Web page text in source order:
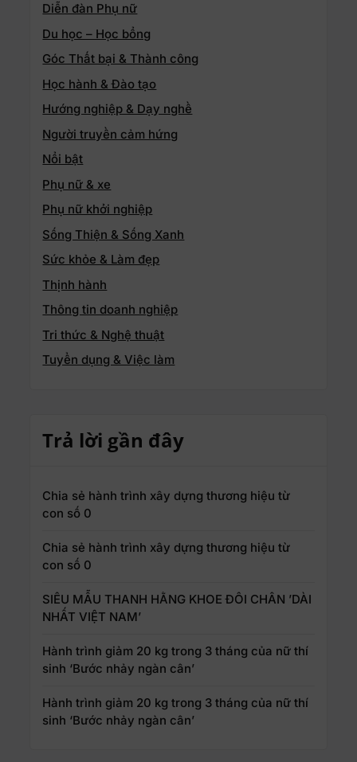
Diễn đàn Phụ nữ
Du học – Học bổng
Góc Thất bại & Thành công
Học hành & Đào tạo
Hướng nghiệp & Dạy nghề
Người truyền cảm hứng
Nổi bật
Phụ nữ & xe
Phụ nữ khởi nghiệp
Sống Thiện & Sống Xanh
Sức khỏe & Làm đẹp
Thịnh hành
Thông tin doanh nghiệp
Tri thức & Nghệ thuật
Tuyển dụng & Việc làm
Trả lời gần đây
Chia sẻ hành trình xây dựng thương hiệu từ
con số 0
Chia sẻ hành trình xây dựng thương hiệu từ
con số 0
SIÊU MẪU THANH HẰNG KHOE ĐÔI CHÂN ’DÀI
NHẤT VIỆT NAM’
Hành trình giảm 20 kg trong 3 tháng của nữ thí
sinh ‘Bước nhảy ngàn cân’
Hành trình giảm 20 kg trong 3 tháng của nữ thí
sinh ‘Bước nhảy ngàn cân’